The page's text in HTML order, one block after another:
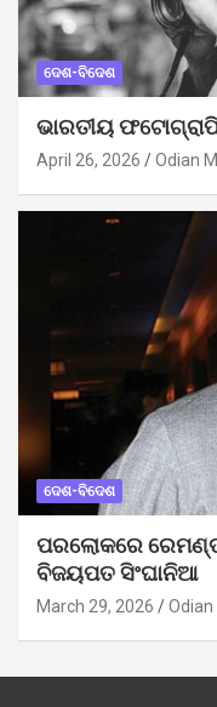
ଦେଶ-ବିଦେଶ
ଭାରତୀୟ
April 26, 2026 Odian
ଦେଶ-ବିଦେଶ
ପରଲୋକରେ
ବିଜୟପତ ସିଂଘାନିଆ
March 29, 2026 Odian